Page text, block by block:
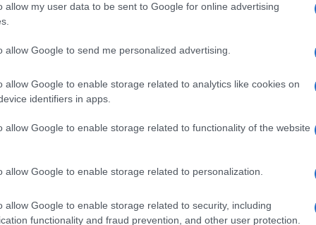
allow my user data to be sent to Google for online advertising
allow Google to send me personalized advertising.
allow Google to enable storage related to analytics like cookies on
identifiers in apps.
allow Google to enable storage related to functionality of the website
allow Google to enable storage related to personalization.
allow Google to enable storage related to security, including
functionality and fraud prevention, and other user protection.